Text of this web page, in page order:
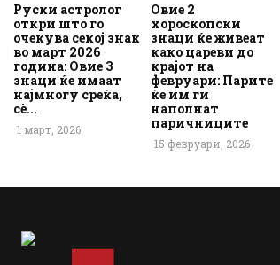
Руски астролог
откри што го
очекува секој знак
во март 2026
година: Овие 3
знаци ќе имаат
најмногу среќа,
сè...
1 март, 2026
Овие 2
хороскопски
знаци ќе живеат
како цареви до
крајот на
февруари: Парите
ќе им ги
наполнат
паричниците
15 февруари, 2026